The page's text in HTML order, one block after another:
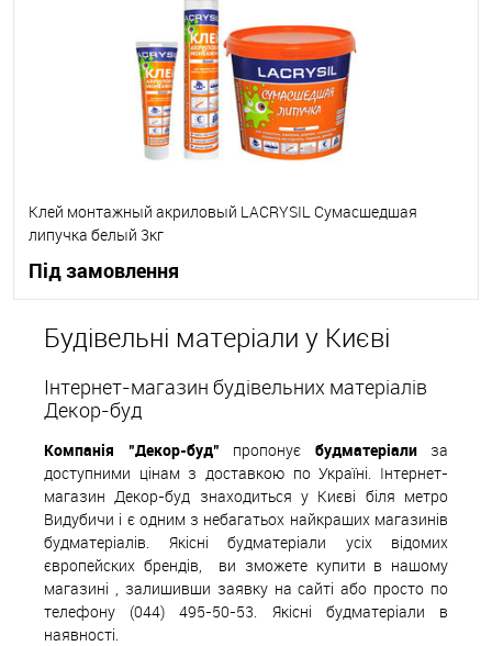
Клей монтажный акриловый LACRYSIL Сумасшедшая
липучка белый 3кг
Під замовлення
В корзину
В вибране Під замовлення
Будівельні матеріали у Києві
Інтернет-магазин будівельних матеріалів
Декор-буд
Компанія "Декор-буд" пропонує будматеріализа
доступними цінам з доставкою по Україні. Інтернет-
магазин Декор-буд знаходиться у Києві біля метро
Видубичи і є одним з небагатьох найкращих магазинів
будматеріалів. Якісні будматеріали усіх відомих
європейских брендів, ви зможете купити в нашому
магазині , залишивши заявку на сайті або просто по
телефону (044) 495-50-53. Якісні будматеріали в
наявності.